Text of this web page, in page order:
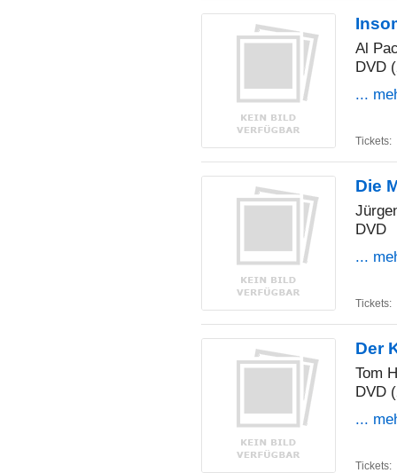
Al
DVD
...
Tickets:
Die
DVD
...
Tickets:
Der
Tom
DVD
...
Tickets: